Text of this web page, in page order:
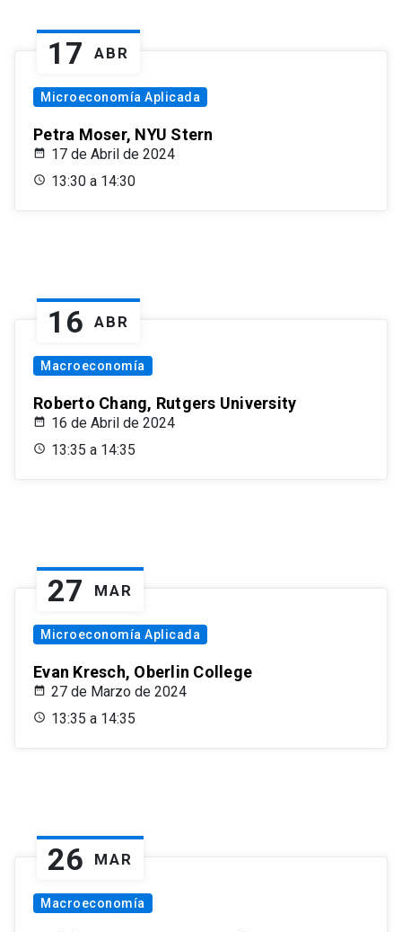
17 ABR
Microeconomía Aplicada
Petra Moser, NYU Stern
17 de Abril de 2024
13:30 a 14:30
16 ABR
Macroeconomía
Roberto Chang, Rutgers University
16 de Abril de 2024
13:35 a 14:35
27 MAR
Microeconomía Aplicada
Evan Kresch, Oberlin College
27 de Marzo de 2024
13:35 a 14:35
26 MAR
Macroeconomía